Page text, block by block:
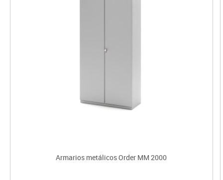
Armarios metálicos Order MM 2000